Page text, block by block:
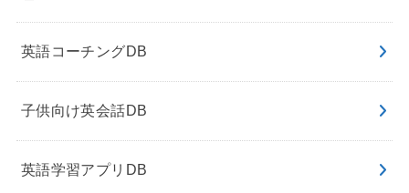
英語コーチングDB
子供向け英会話DB
英語学習アプリDB